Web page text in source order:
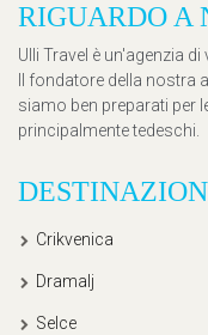
RIGUARDO A
Ulli Travel è un'agenzia
Il fondatore della nostra
siamo ben preparati per
principalmente tedeschi.
Crikvenica
Dramalj
Selce